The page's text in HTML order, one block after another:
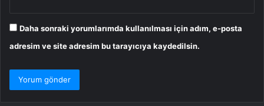
Daha sonraki yorumlarımda kullanılması için adım, e-posta
adresim ve site adresim bu tarayıcıya kaydedilsin.